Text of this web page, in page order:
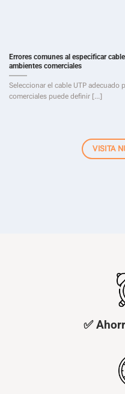
Errores comunes al especificar
ambientes comerciales
Seleccionar el cable UTP adecuado
comerciales puede definir [...]
VISITA
✅